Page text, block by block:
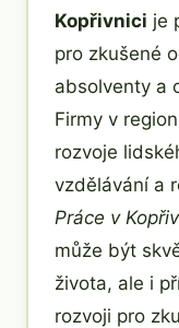
Kopřivnici je
pro zkušené
absolventy a
Firmy v
rozvoje
vzdělávání a
Práce v
může být
života, ale i
rozvoji pro